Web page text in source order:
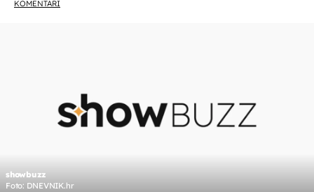
KOMENTARI
showbuzz
Foto: DNEVNIK.hr